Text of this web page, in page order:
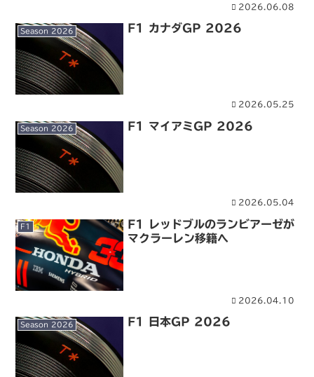
2026.06.08
Season 2026 F1 カナダGP 2026
2026.05.25
Season 2026 F1 マイアミGP 2026
2026.05.04
F1
F1 レッドブルのランビアーゼが
マクラーレン移籍へ
2026.04.10
Season 2026 F1 日本GP 2026